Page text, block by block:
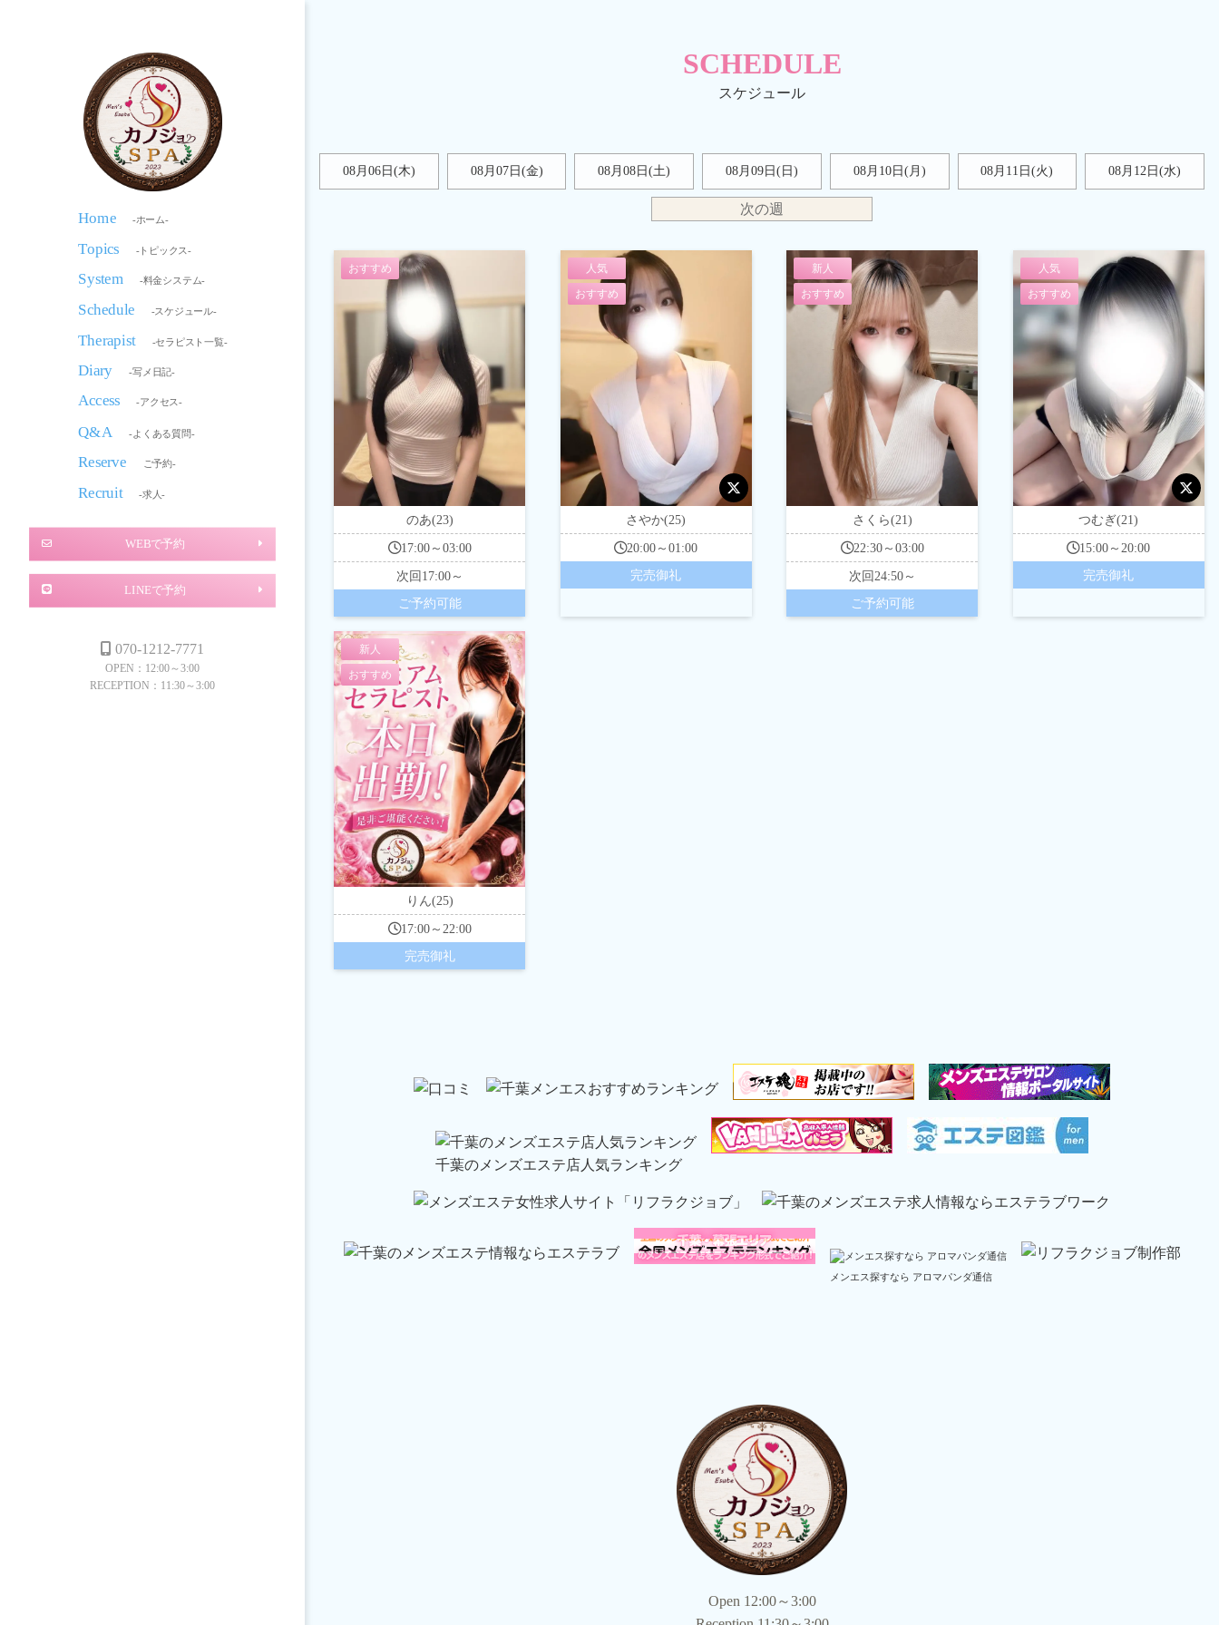
Home -ホーム-
Topics -トピックス-
System -料金システム-
Schedule -スケジュール-
Therapist -セラピスト一覧-
Diary -写メ日記-
Access -アクセス-
Q&A -よくある質問-
Reserve ご予約-
Recruit -求人-
WEBで予約
LINEで予約
070-1212-7771
OPEN：12:00～3:00
RECEPTION：11:30～3:00
SCHEDULE
08月06日(木) 08月07日(金) 08月08日(土) 08月09日(日 ) 08月10日(月) 08月11日(火) 08月12日(水)
次の週
おすすめ
のあ(23)
17:00～03:00
次回17:00～
ご予約可能
人気
おすすめ
さやか(25)
20:00～01:00
完売御礼
新人
おすすめ
さくら(21)
22:30～03:00
次回24:50～
ご予約可能
人気
おすすめ
つむぎ(21)
15:00～20:00
完売御礼
新人
おすすめ
りん(25)
17:00～22:00
完売御礼
千葉のメンズエステ店人気ランキング
メンエス探すなら アロマパンダ通信
Open 12:00～3:00